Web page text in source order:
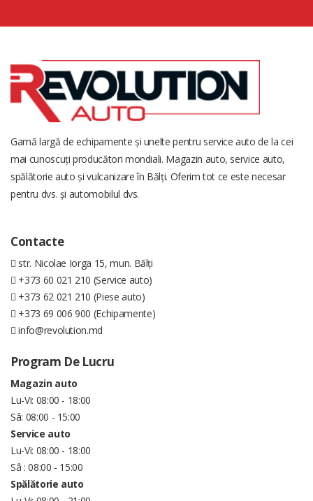
Gamă largă de echipamente și unelte pentru service auto de la cei
mai cunoscuți producători mondiali. Magazin auto, service auto,
spălătorie auto și vulcanizare în Bălți. Oferim tot ce este necesar
pentru dvs. și automobilul dvs.
Contacte
str. Nicolae Iorga 15, mun. Bălți
+373 60 021 210 (Service auto)
+373 62 021 210 (Piese auto)
+373 69 006 900 (Echipamente)
info@revolution.md
Program De Lucru
Magazin auto
Lu-Vi: 08:00 - 18:00
Sâ: 08:00 - 15:00
Service auto
Lu-Vi: 08:00 - 18:00
Sâ : 08:00 - 15:00
Spălătorie auto